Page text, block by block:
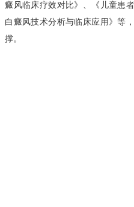
癜风临床疗效对比》、《儿童患
白癜风技术分析与临床应用》等
撑。